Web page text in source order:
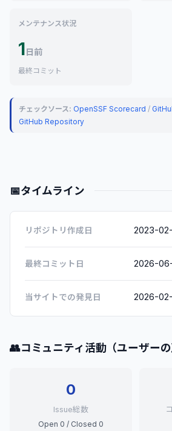
メンテナンス状況
1日前
最終コミット
チェックソース: OpenSSF Scorecard /
GitHub Repository
📅タイムライン
リポジトリ作成日 2023-
最終コミット日 2026-
当サイトでの発見日 2026-
👥コミュニティ活動（ユーザーの
0
Issue総数
Open 0 / Closed 0